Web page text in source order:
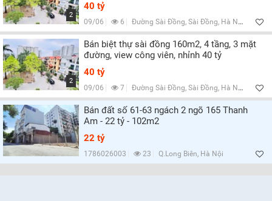
2
40 tỷ
09/06 6 Đường Sài Đồng, Sài Đồng, Hà Nội
2
Bán biệt thự sài đồng 160m2, 4 tầng, 3 mặt
đường, view công viên, nhỉnh 40 tỷ
40 tỷ
09/06 7 Đường Sài Đồng, Sài Đồng, Hà Nội
Bán đất số 61-63 ngách 2 ngõ 165 Thanh
Am - 22 tỷ - 102m2
22 tỷ
1786026003 23 Q.Long Biên, Hà Nội